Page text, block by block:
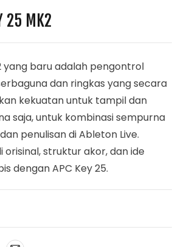
25 MK2
yang baru adalah pengontrol
dan ringkas yang secara
kekuatan untuk tampil dan
saja, untuk kombinasi sempurna
penulisan di Ableton Live.
orisinal, struktur akor, dan ide
dengan APC Key 25.